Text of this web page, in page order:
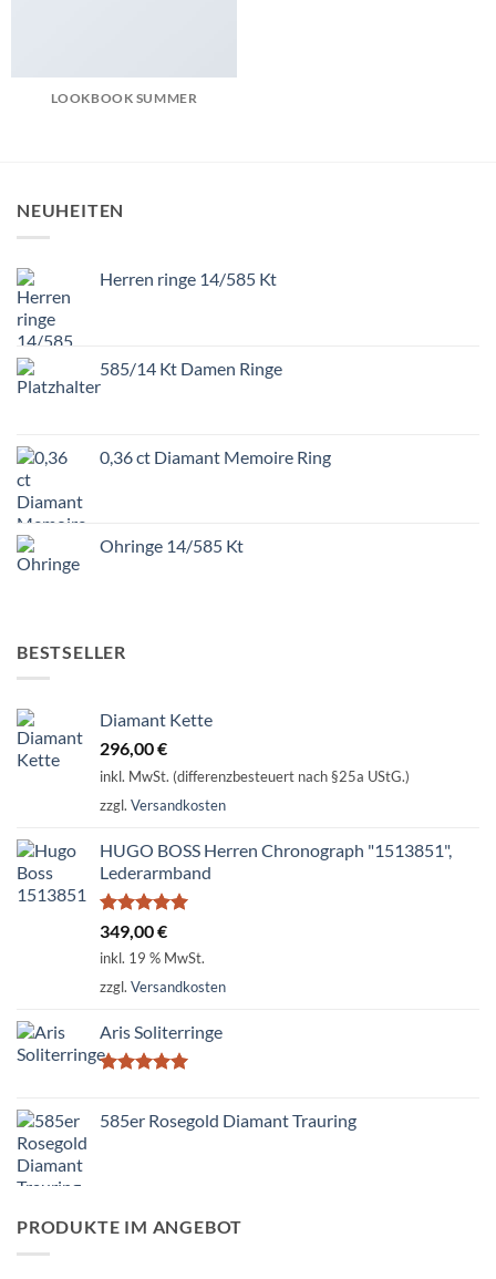
LOOKBOOK SUMMER
NEUHEITEN
Herren ringe 14/585 Kt
585/14 Kt Damen Ringe
0,36 ct Diamant Memoire Ring
Ohringe 14/585 Kt
BESTSELLER
Diamant Kette
296,00€
inkl. MwSt. (differenzbesteuert nach §25a UStG.)
zzgl. Versandkosten
HUGO BOSS Herren Chronograph "1513851",
Lederarmband
Bewertet
mit5.00
von 5
349,00€
inkl. 19 % MwSt.
zzgl. Versandkosten
Aris Soliterringe
von 5
585er Rosegold Diamant Trauring
PRODUKTE IM ANGEBOT